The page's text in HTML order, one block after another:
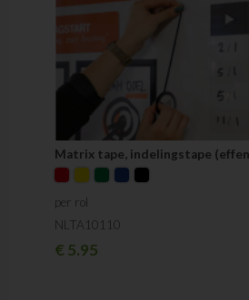
Matrix tape, indelingstape
per rol
NLTA10110
€5.95